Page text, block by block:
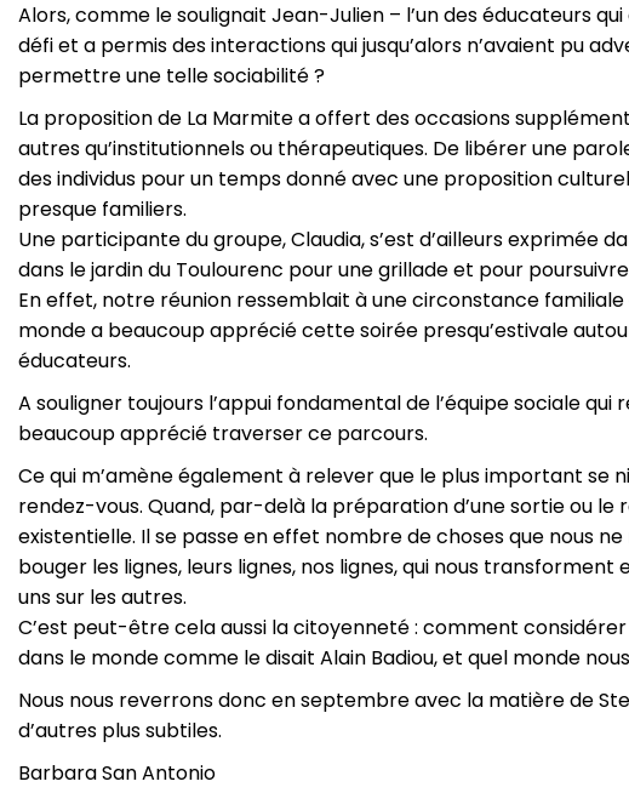
Alors, comme le soulignait Jean-Julien – l’un des éducateurs
défi et a permis des interactions qui jusqu’alors n’avaient pu
permettre une telle sociabilité ?
La proposition de La Marmite a offert des occasions
autres qu’institutionnels ou thérapeutiques. De libérer une
des individus pour un temps donné avec une proposition
presque familiers.
Une participante du groupe, Claudia, s’est d’ailleurs exprimée
dans le jardin du Toulourenc pour une grillade et pour
En effet, notre réunion ressemblait à une circonstance
monde a beaucoup apprécié cette soirée presqu’estivale
éducateurs.
A souligner toujours l’appui fondamental de l’équipe sociale
beaucoup apprécié traverser ce parcours.
Ce qui m’amène également à relever que le plus important se
rendez-vous. Quand, par-delà la préparation d’une sortie ou
existentielle. Il se passe en effet nombre de choses que nous
bouger les lignes, leurs lignes, nos lignes, qui nous
uns sur les autres.
C’est peut-être cela aussi la citoyenneté : comment
dans le monde comme le disait Alain Badiou, et quel monde
Nous nous reverrons donc en septembre avec la matière de
d’autres plus subtiles.
Barbara San Antonio